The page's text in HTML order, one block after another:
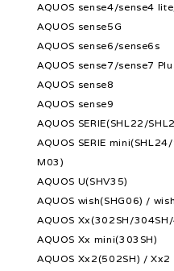
AQUOS sense4/sense4
AQUOS sense5G
AQUOS sense6/sense6s
AQUOS sense7/sense7
AQUOS sense8
AQUOS sense9
AQUOS SERIE(SHL22/
AQUOS SERIE
M03)
AQUOS U(SHV35)
AQUOS wish(SHG06) /
AQUOS Xx(302SH/
AQUOS Xx mini(303SH)
AQUOS Xx2(502SH) / Xx2